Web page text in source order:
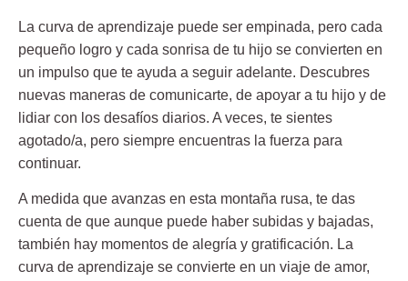
La curva de aprendizaje puede ser empinada, pero cada
pequeño logro y cada sonrisa de tu hijo se convierten en
un impulso que te ayuda a seguir adelante. Descubres
nuevas maneras de comunicarte, de apoyar a tu hijo y de
lidiar con los desafíos diarios. A veces, te sientes
agotado/a, pero siempre encuentras la fuerza para
continuar.
A medida que avanzas en esta montaña rusa, te das
cuenta de que aunque puede haber subidas y bajadas,
también hay momentos de alegría y gratificación. La
curva de aprendizaje se convierte en un viaje de amor,